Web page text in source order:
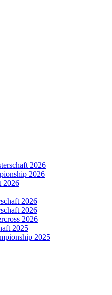
2026
2026
2026
2026
2026
2026
2025
2025